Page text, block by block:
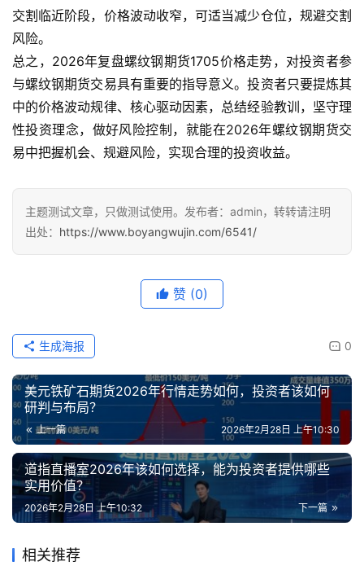
交割临近阶段，价格波动收窄，可适当减少仓位，规避交割
风险。
总之，2026年复盘螺纹钢期货1705价格走势，对投资者参
与螺纹钢期货交易具有重要的指导意义。投资者只要提炼其
中的价格波动规律、核心驱动因素，总结经验教训，坚守理
性投资理念，做好风险控制，就能在2026年螺纹钢期货交
易中把握机会、规避风险，实现合理的投资收益。
主题测试文章，只做测试使用。发布者：admin，转转请注明
出处： https://www.boyangwujin.com/6541/
赞 (0)
0
生成海报
美元铁矿石期货2026年行情走势如何，投资者该如何
研判与布局？
上一篇 2026年2月28日 上午10:30
道指直播室2026年该如何选择，能为投资者提供哪些
实用价值？
下一篇
2026年2月28日 上午10:32
相关推荐